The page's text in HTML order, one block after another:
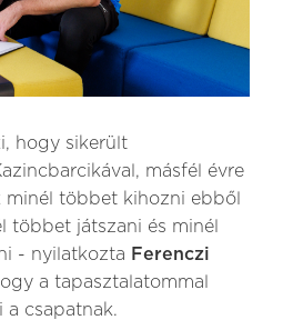
hogy sikerült
másfél évre
minél többet kihozni ebből
többet játszani és minél
- nyilatkozta Ferenczi
a tapasztalatommal
a csapatnak.